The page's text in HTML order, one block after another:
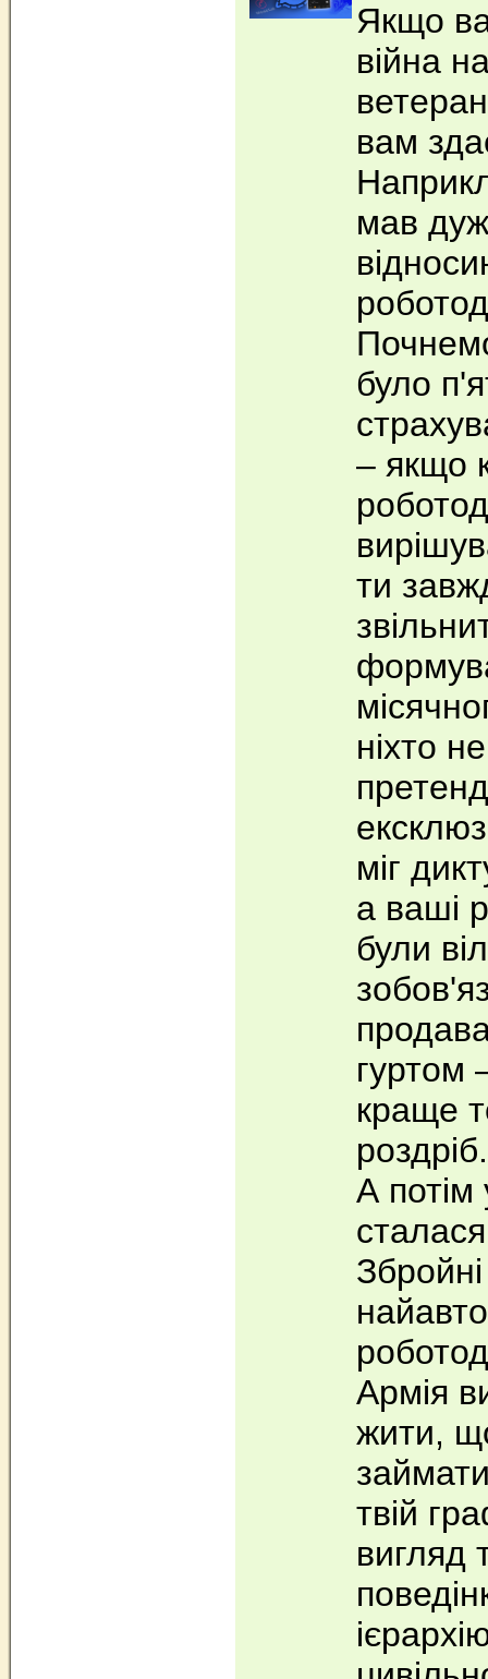
Якщо
війна
вам
мав
було
– якщо
ти
ніхто
міг
а ваші
були
гуртом
краще
роздріб.
А потім
Армія
жити,
твій
вигляд